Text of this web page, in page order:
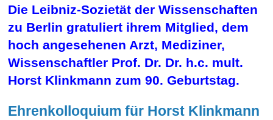
Die Leibniz-Sozietät der Wissenschaften
zu Berlin gratuliert ihrem Mitglied, dem
hoch angesehenen Arzt, Mediziner,
Wissenschaftler Prof. Dr. Dr. h.c. mult.
Horst Klinkmann zum 90. Geburtstag.
Ehrenkolloquium für Horst Klinkmann